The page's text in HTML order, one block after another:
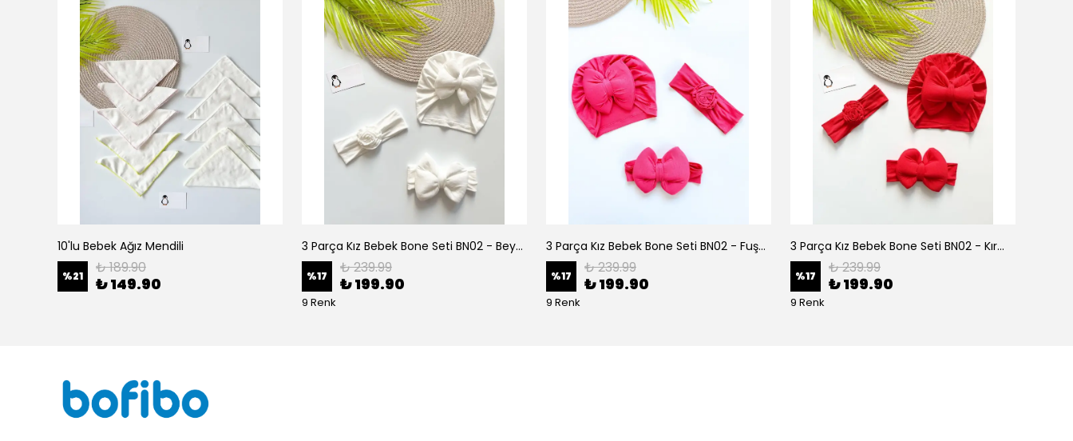
10'lu Bebek Ağız Mendili
%21 ₺ 189.90
₺ 149.90
3 Parça Kız Bebek Bone Seti BN02 - Beyaz
%17 ₺ 239.99
₺ 199.90
9 Renk
3 Parça Kız Bebek Bone Seti BN02 - Fuşya
%17 ₺ 239.99
₺ 199.90
9 Renk
3 Parça Kız Bebek Bone Seti BN02 - Kırmızı
%17 ₺ 239.99
₺ 199.90
9 Renk